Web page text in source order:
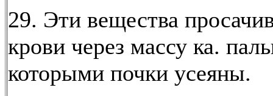
29. Эти вещества
крови через массу ка.
которыми почки усеяны.